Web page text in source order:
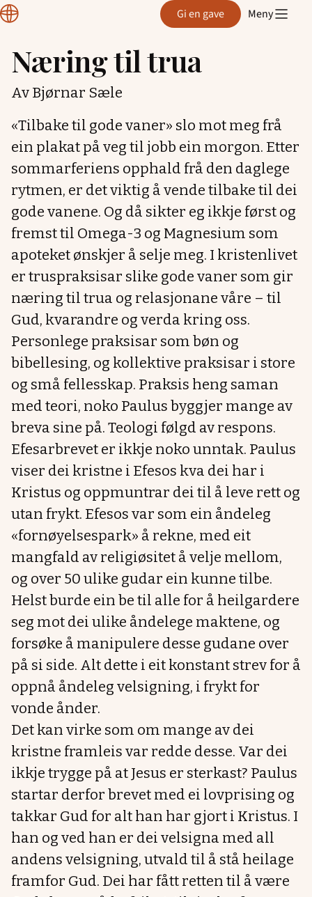
Hopp
innhold
Normisjon
Hordaland
Gi en gave Meny
Næring til trua
Av Bjørnar Sæle
«Tilbake til gode vaner» slo mot meg frå
ein plakat på veg til jobb ein morgon. Etter
sommarferiens opphald frå den daglege
rytmen, er det viktig å vende tilbake til dei
gode vanene. Og då sikter eg ikkje først og
fremst til Omega-3 og Magnesium som
apoteket ønskjer å selje meg. I kristenlivet
er truspraksisar slike gode vaner som gir
næring til trua og relasjonane våre – til
Gud, kvarandre og verda kring oss.
Personlege praksisar som bøn og
bibellesing, og kollektive praksisar i store
og små fellesskap. Praksis heng saman
med teori, noko Paulus byggjer mange av
breva sine på. Teologi følgd av respons.
Efesarbrevet er ikkje noko unntak. Paulus
viser dei kristne i Efesos kva dei har i
Kristus og oppmuntrar dei til å leve rett og
utan frykt. Efesos var som ein åndeleg
«fornøyelsespark» å rekne, med eit
mangfald av religiøsitet å velje mellom,
og over 50 ulike gudar ein kunne tilbe.
Helst burde ein be til alle for å heilgardere
seg mot dei ulike åndelege maktene, og
forsøke å manipulere desse gudane over
på si side. Alt dette i eit konstant strev for å
oppnå åndeleg velsigning, i frykt for
vonde ånder.
Det kan virke som om mange av dei
kristne framleis var redde desse. Var dei
ikkje trygge på at Jesus er sterkast? Paulus
startar derfor brevet med ei lovprising og
takkar Gud for alt han har gjort i Kristus. I
han og ved han er dei velsigna med all
andens velsigning, utvald til å stå heilage
framfor Gud. Dei har fått retten til å være